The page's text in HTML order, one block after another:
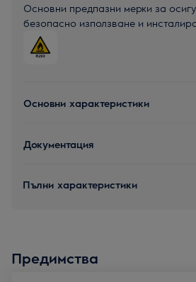
Основни предпазни мерки за
безопасно използване и
Основни характеристики
Документация
Пълни характеристики
Предимства